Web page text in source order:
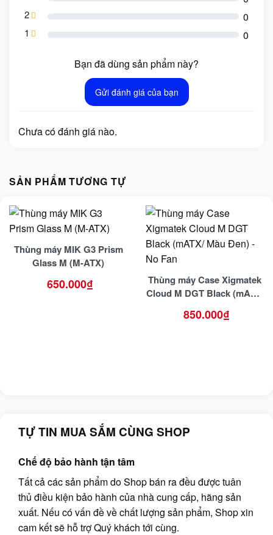
2 0
1 0
Bạn đã dùng sản phẩm này?
Gửi đánh giá của bạn
Chưa có đánh giá nào.
SẢN PHẨM TƯƠNG TỰ
Thùng máy MIK G3 Prism
Glass M (M-ATX)
650.000₫
Thùng máy Case Xigmatek
Cloud M DGT Black (mATX/
850.000₫
TỰ TIN MUA SẮM CÙNG SHOP
Chế độ bảo hành tận tâm
Tất cả các sản phẩm do Shop bán ra đều được tuân
thủ điều kiện bảo hành của nhà cung cấp, hãng sản
xuất. Nếu có vấn đề về chất lượng sản phẩm, Shop xin
cam kết sẽ hỗ trợ Quý khách tới cùng.